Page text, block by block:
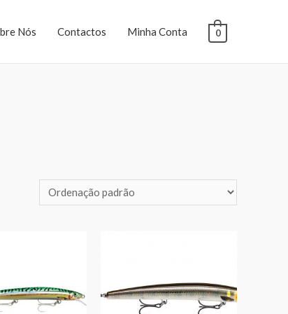
Nós Contactos Minha Conta 0